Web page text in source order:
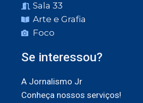
Sala 33
Arte e Grafia
Foco
Se interessou?
A Jornalismo Jr
Conheça nossos serviços!